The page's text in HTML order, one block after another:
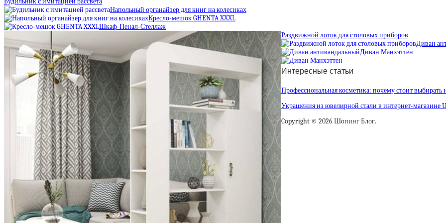
Напольный органайзер для книг на колесиках
Кресло-мешок GHENTA XXXL
Шкаф-Пенал-Стеллаж
Раздвижной лоток для столовых приборов
Диван
Диван Манхэттен
Интересные статьи
Профессиональная косметика: почему стоит выбирать
Украшения из ювелирной стали в интернет-магазине
Copyright © 2026 Шопинг Блог.